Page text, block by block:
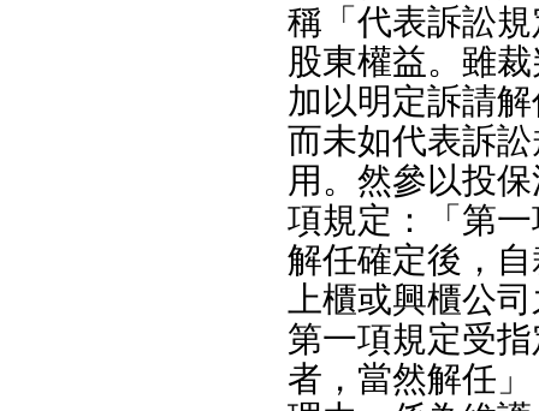
稱「代表訴訟
股東權益。雖
加以明定訴請
而未如代表訴
用。然參以投
項規定：「第
解任確定後，
上櫃或興櫃公
第一項規定受
者，當然解任